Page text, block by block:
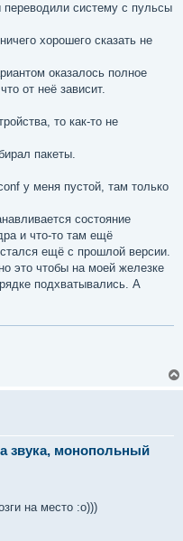
систему с пульсы
хорошего сказать не
оказалось полное
от неё зависит.
то как-то не
пакеты.
у меня пустой, там только
состояние
и что-то там ещё
ещё с прошлой версии.
это чтобы на моей железке
подхватывались. А
звука, монопольный
на место :о)))